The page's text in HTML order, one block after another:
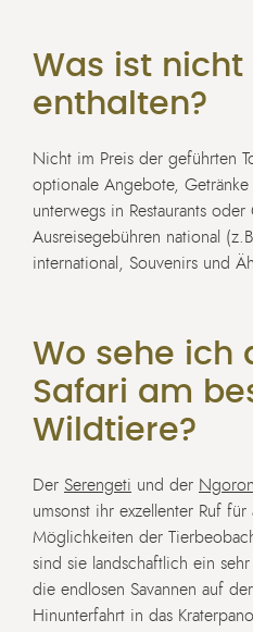
Was ist nicht
enthalten?
Nicht im Preis der geführten
optionale Angebote,
unterwegs in Restaurants
Ausreisegebühren national
international, Souvenirs und
Wo sehe ich
Safari am
Wildtiere?
Der Serengeti und der
umsonst ihr exzellenter Ruf
Möglichkeiten der
sind sie landschaftlich ein
die endlosen Savannen auf
Hinunterfahrt in das